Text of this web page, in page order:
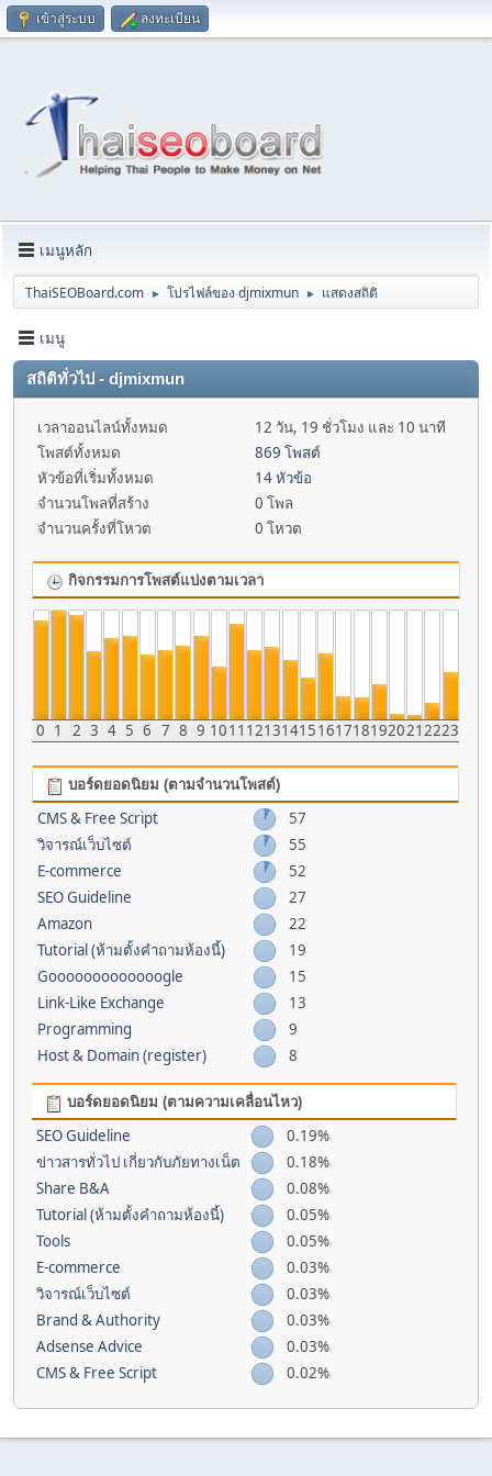
เข้าสู่ระบบ ลงทะเบียน
เมนูหลัก
ThaiSEOBoard.com ► โปรไฟล์ของ djmixmun ► แสดงสถิติ
เมนู
สถิติทั่วไป - djmixmun
เวลาออนไลน์ทั้งหมด
12 วัน, 19 ชั่วโมง และ 10 นาที
โพสต์ทั้งหมด
869 โพสต์
หัวข้อที่เริ่มทั้งหมด
14 หัวข้อ
จำนวนโพลที่สร้าง
0 โพล
จำนวนครั้งที่โหวต
0 โหวต
กิจกรรมการโพสต์แบ่งตามเวลา
0 1 2 3 4 5 6 7 8 9 1011 121314151617181920212223
บอร์ดยอดนิยม (ตามจำนวนโพสต์)
CMS & Free Script
57
วิจารณ์เว็บไซต์
55
E-commerce
52
SEO Guideline
27
Amazon
22
Tutorial (ห้ามตั้งคำถามห้องนี้)
19
Gooooooooooooogle
15
Link-Like Exchange
13
Programming
9
Host & Domain (register)
8
บอร์ดยอดนิยม (ตามความเคลื่อนไหว)
SEO Guideline
0.19%
ข่าวสารทั่วไป เกี่ยวกับภัยทางเน็ต
0.18%
Share B&A
0.08%
Tutorial (ห้ามตั้งคำถามห้องนี้)
0.05%
Tools
0.05%
E-commerce
0.03%
วิจารณ์เว็บไซต์
0.03%
Brand & Authority
0.03%
Adsense Advice
0.03%
CMS & Free Script
0.02%